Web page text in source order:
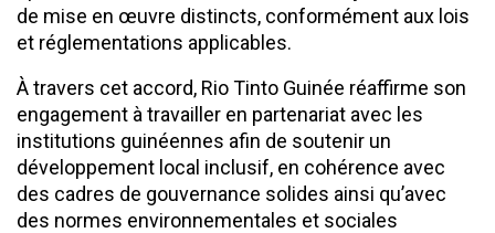
de mise en œuvre distincts, conformément aux lois
et réglementations applicables.
À travers cet accord, Rio Tinto Guinée réaffirme son
engagement à travailler en partenariat avec les
institutions guinéennes afin de soutenir un
développement local inclusif, en cohérence avec
des cadres de gouvernance solides ainsi qu’avec
des normes environnementales et sociales